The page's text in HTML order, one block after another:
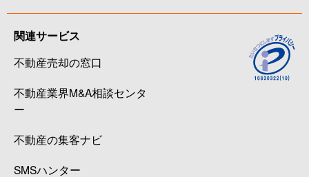
関連サービス
不動産売却の窓口
不動産業界M&A相談センタ
ー
不動産の集客ナビ
SMSハンター